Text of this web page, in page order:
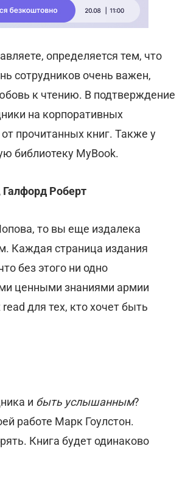
определяется тем, что
сотрудников очень важен,
к чтению. В подтверждение
на корпоративных
прочитанных книг. Также у
библиотеку MyBook.
Роберт
то вы еще издалека
Каждая страница издания
без этого ни одно
ценными знаниями армии
для тех, кто хочет быть
и быть услышанным?
работе Марк Гоулстон.
Книга будет одинаково